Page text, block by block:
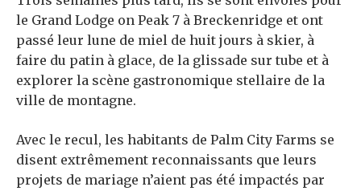
le Grand Lodge on Peak 7 à Breckenridge et ont
passé leur lune de miel de huit jours à skier, à
faire du patin à glace, de la glissade sur tube et à
explorer la scène gastronomique stellaire de la
ville de montagne.
Avec le recul, les habitants de Palm City Farms se
disent extrêmement reconnaissants que leurs
projets de mariage n’aient pas été impactés par